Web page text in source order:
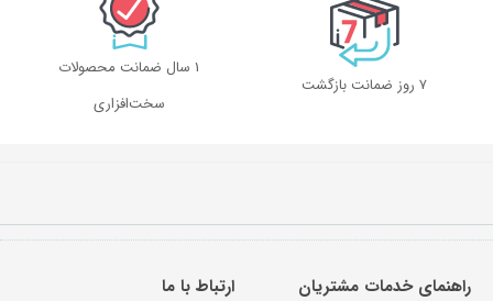
۷ روز ضمانت بازگشت
1 سال ضمانت محصولات
سخت‌افزاری
راهنمای خدمات مشتریان ارتباط با ما​